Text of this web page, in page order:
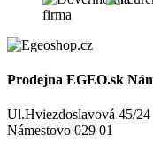
Prodejna EGEO.sk
Ul.Hviezdoslavová 45/24
Námestovo 029 01